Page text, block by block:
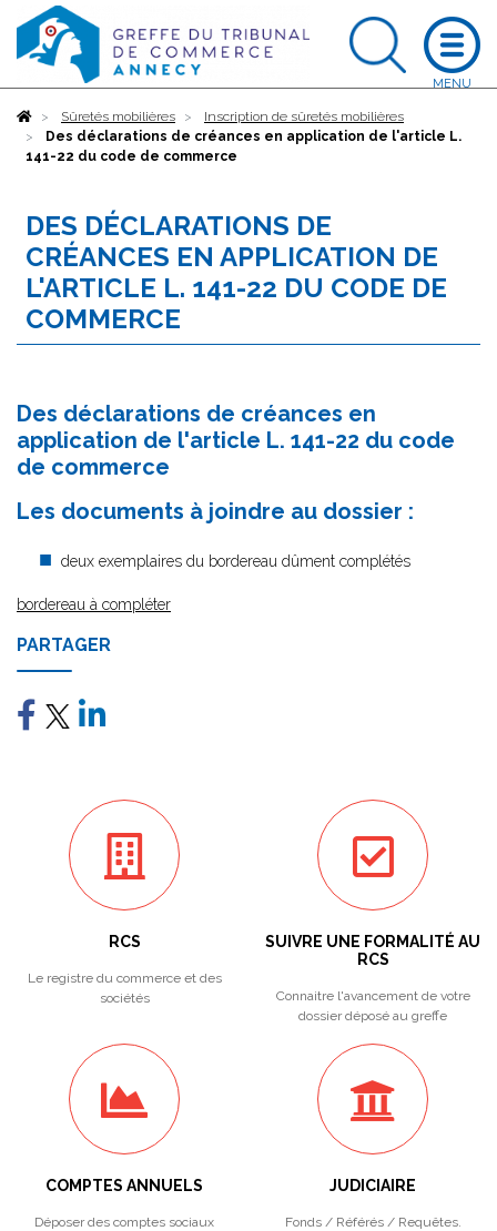
AccueilSûretés mobilières
Inscription de sûretés mobilières
Des déclarations de créances en application de l'article L.
141-22 du code de commerce
DES DÉCLARATIONS DE
CRÉANCES EN APPLICATION DE
L'ARTICLE L. 141-22 DU CODE DE
COMMERCE
Des déclarations de créances en
application de l'article L. 141-22 du code
de commerce
Les documents à joindre au dossier :
deux exemplaires du bordereau dûment complétés
bordereau à compléter
PARTAGER
RCS
Le registre du commerce et des
sociétés
SUIVRE UNE FORMALITÉ AU
RCS
Connaitre l'avancement de votre
dossier déposé au greffe
COMPTES ANNUELS
Déposer des comptes sociaux
JUDICIAIRE
Fonds / Référés / Requêtes.